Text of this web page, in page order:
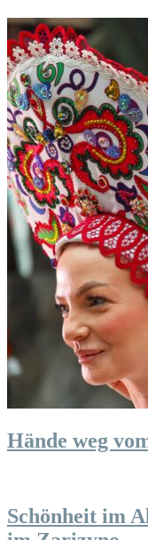
Hände weg
Schönheit im